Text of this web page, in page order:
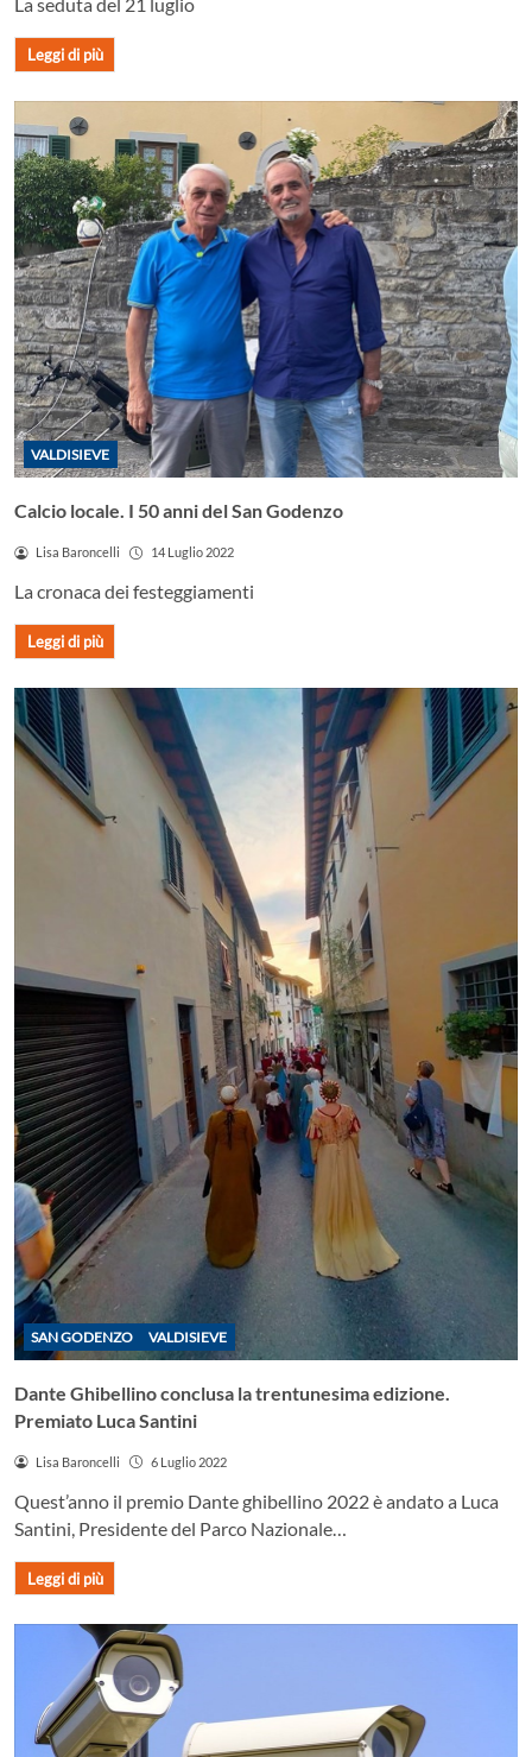
La seduta del 21 luglio
Leggi di più
VALDISIEVE
Calcio locale. I 50 anni del San Godenzo
Lisa Baroncelli 14 Luglio 2022
La cronaca dei festeggiamenti
Leggi di più
SAN GODENZO VALDISIEVE
Dante Ghibellino conclusa la trentunesima edizione.
Premiato Luca Santini
Lisa Baroncelli 6 Luglio 2022
Quest’anno il premio Dante ghibellino 2022 è andato a Luca
Santini, Presidente del Parco Nazionale…
Leggi di più